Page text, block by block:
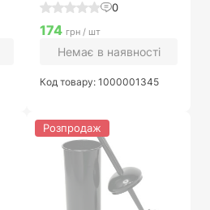
0
174 грн / шт
Немає в наявності
Код товару: 1000001345
Розпродаж